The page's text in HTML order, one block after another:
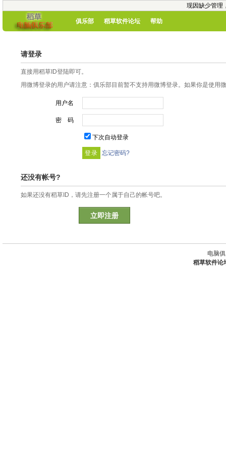
现因缺少管理
俱乐部 稻草软件论坛 帮助
请登录
直接用稻草ID登陆即可。
用微博登录的用户请注意：俱乐部目前暂不支持用微博登录。如果你是使用
用户名
密 码
下次自动登录
忘记密码?
还没有帐号?
如果还没有稻草ID，请先注册一个属于自己的帐号吧。
立即注册
电脑
稻草软件论